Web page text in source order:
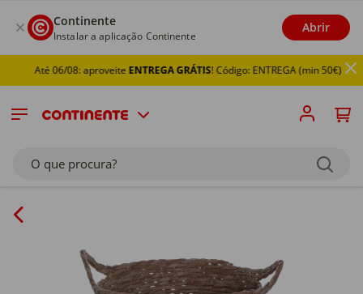
Continente
Instalar a aplicação Continente
Abrir
Até 06/08: aproveiteENTREGA GRÁTIS! Código: ENTREGA (min 50€)
O que procura?